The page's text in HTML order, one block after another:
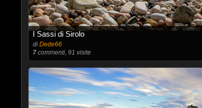
I Sassi di Sirolo
di Dede66
7commenti, 91 visite